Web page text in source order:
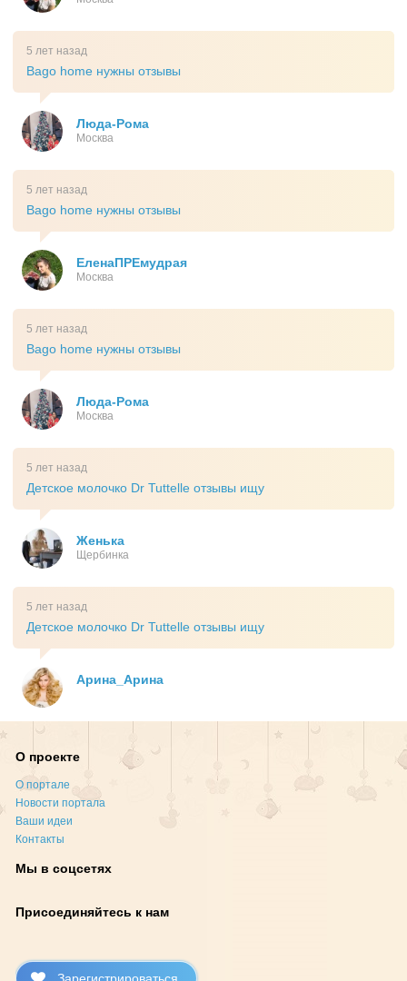
5 лет назад
Bago home нужны отзывы
Люда-Рома
Москва
5 лет назад
Bago home нужны отзывы
ЕленаПРЕмудрая
Москва
5 лет назад
Bago home нужны отзывы
Люда-Рома
Москва
5 лет назад
Детское молочко Dr Tuttelle отзывы ищу
Женька
Щербинка
5 лет назад
Детское молочко Dr Tuttelle отзывы ищу
Арина_Арина
О проекте
О портале
Новости портала
Ваши идеи
Контакты
Мы в соцсетях
Присоединяйтесь к нам